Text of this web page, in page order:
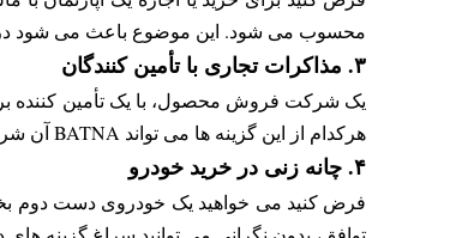
محسوب می شود. این موضوع باعث می شود در
۳. مذاکرات تجاری با تأمین کنندگان
یک شرکت فروش محصول، با یک تأمین کننده
هرکدام از این گزینه ها می تواند BATNA آن شرکت باشد. در صورت عدم توافق با تأمین کننده اول، به راحتی سراغ گزینه های دیگر می رود.
۴. چانه زنی در خرید خودرو
فرض کنید می خواهید یک خودروی دست دوم